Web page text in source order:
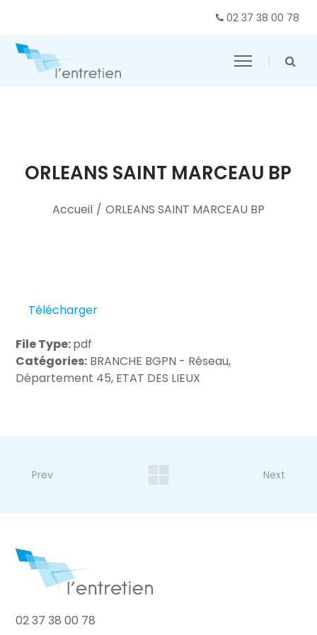
02 37 38 00 78
ORLEANS SAINT MARCEAU BP
Accueil / ORLEANS SAINT MARCEAU BP
Télécharger
File Type:pdf
Catégories: BRANCHE BGPN - Réseau,
Département 45, ETAT DES LIEUX
Prev Next
02 37 38 00 78